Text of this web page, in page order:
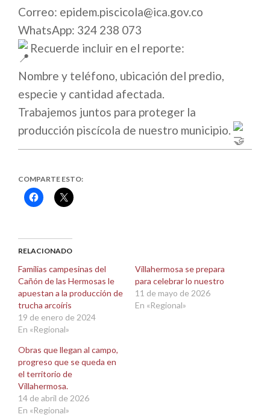
Correo: epidem.piscicola@ica.gov.co
WhatsApp: 324 238 073
Recuerde incluir en el reporte:
Nombre y teléfono, ubicación del predio,
especie y cantidad afectada.
Trabajemos juntos para proteger la
producción piscícola de nuestro municipio.
COMPARTE ESTO:
Haz
clic
abre
una
ventana
nueva)
Haz
clic
abre
una
ventana
nueva)
RELACIONADO
Familias campesinas del
Cañón de las Hermosas le
apuestan a la producción de
trucha arcoíris
19 de enero de 2024
En «Regional»
Villahermosa se prepara
para celebrar lo nuestro
11 de mayo de 2026
En «Regional»
Obras que llegan al campo,
progreso que se queda en
el territorio de
Villahermosa.
14 de abril de 2026
En «Regional»